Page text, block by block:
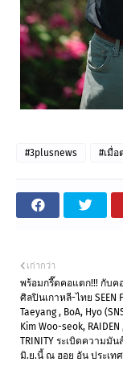
#3plusnews #เมื่
เก่ากว่า
พร้อมกรี๊ดคอแตก!!! กับค
ศิลปินเกาหลี-ไทย SEEN
Taeyang , BoA, Hyo
Kim Woo-seok,
TRINITY ระเบิดความมันส์
มิ.ย.นี้ ณ ฮอย อัน ประเท